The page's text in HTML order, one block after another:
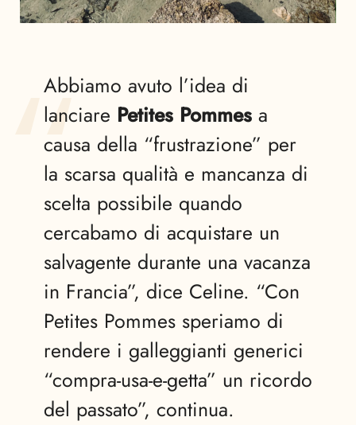
Abbiamo avuto l’idea di
lanciare Petites Pommes a
causa della “frustrazione” per
la scarsa qualità e mancanza di
scelta possibile quando
cercabamo di acquistare un
salvagente durante una vacanza
in Francia”, dice Celine. “Con
Petites Pommes speriamo di
rendere i galleggianti generici
“compra-usa-e-getta” un ricordo
del passato”, continua.